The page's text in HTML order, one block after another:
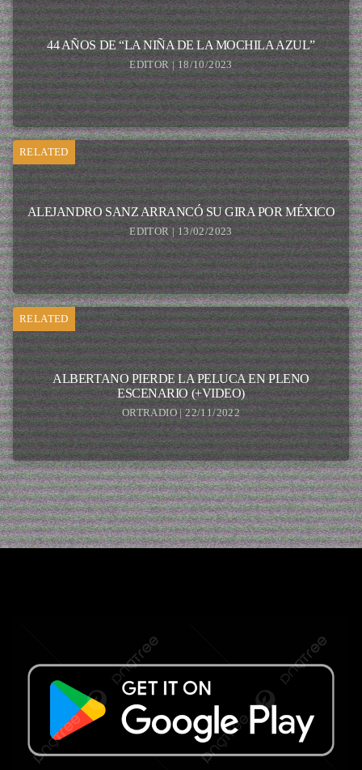
44 AÑOS DE “LA NIÑA DE LA MOCHILA AZUL”
EDITOR | 18/10/2023
RELATED
ALEJANDRO SANZ ARRANCÓ SU GIRA POR MÉXICO
EDITOR | 13/02/2023
RELATED
ALBERTANO PIERDE LA PELUCA EN PLENO
ESCENARIO (+VIDEO)
ORTRADIO | 22/11/2022